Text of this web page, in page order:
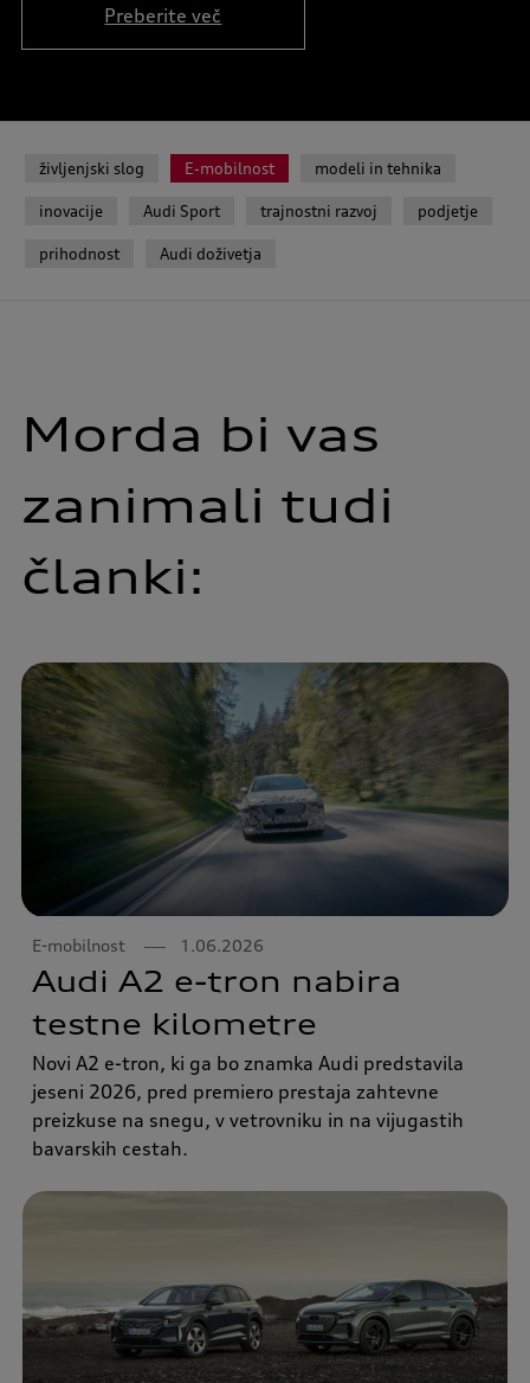
Preberite več
življenjski slog E-mobilnost modeli in tehnika
inovacije Audi Sport trajnostni razvoj podjetje
prihodnost Audi doživetja
Morda bi vas
zanimali tudi
članki:
E-mobilnost 1.06.2026
Audi A2 e-tron nabira
testne kilometre
Novi A2 e-tron, ki ga bo znamka Audi predstavila
jeseni 2026, pred premiero prestaja zahtevne
preizkuse na snegu, v vetrovniku in na vijugastih
bavarskih cestah.